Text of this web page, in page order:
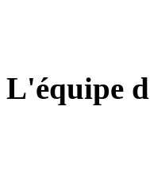
L'équipe